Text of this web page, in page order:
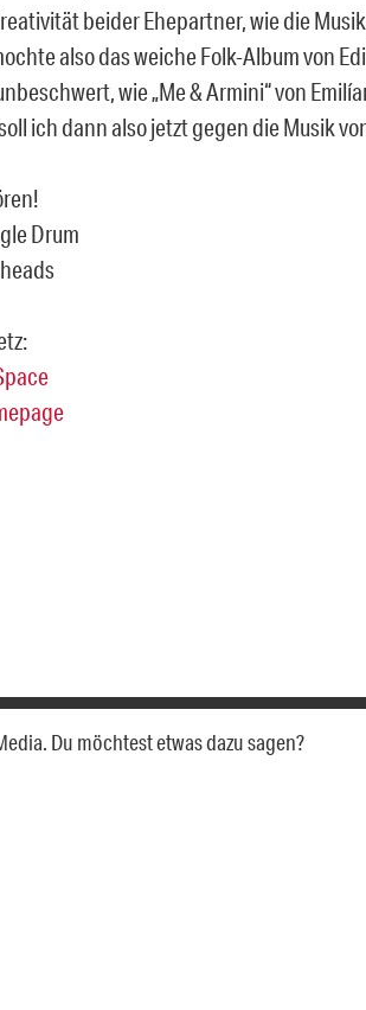
beider Ehepartner, wie die
also das weiche Folk-Album von
wie „Me & Armini“ von
ich dann also jetzt gegen die Musik
Drum
Du möchtest etwas dazu sagen?